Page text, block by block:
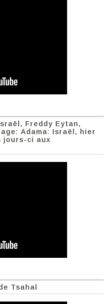
Freddy Eytan,
Adama: Israël, hier
jours-ci aux
Tsahal